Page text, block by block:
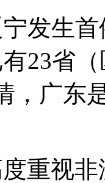
发生
23省
，广东
重视